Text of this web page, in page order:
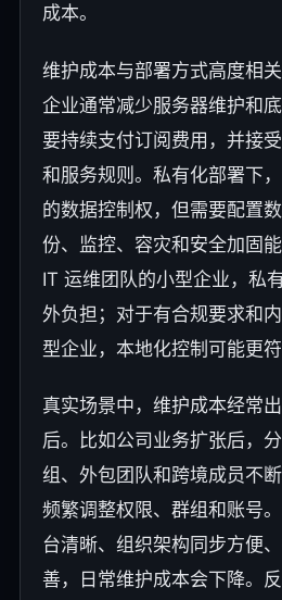
成本。
维护成本与部署方式高度相
企业通常减少服务器维护和
要持续支付订阅费用，并接
和服务规则。私有化部署下
的数据控制权，但需要配置
份、监控、容灾和安全加固
IT 运维团队的小型企业，私
外负担；对于有合规要求和
型企业，本地化控制可能更符
真实场景中，维护成本经常
后。比如公司业务扩张后，
组、外包团队和跨境成员不
频繁调整权限、群组和账号
台清晰、组织架构同步方便
善，日常维护成本会下降。